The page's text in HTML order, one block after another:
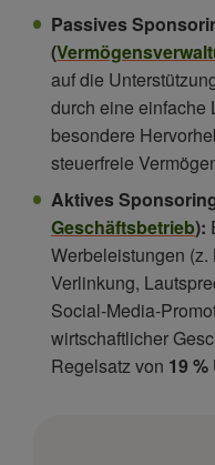
Passives
(
auf die
durch eine einfache
besondere
steuerfreie
Aktives
Geschäftsbetrieb):
Werbeleistungen
Verlinkung,
Social-Media-
wirtschaftlicher
Regelsatz von 19